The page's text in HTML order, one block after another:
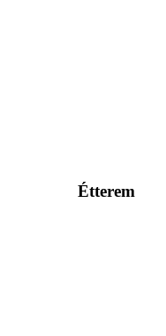
Étterem